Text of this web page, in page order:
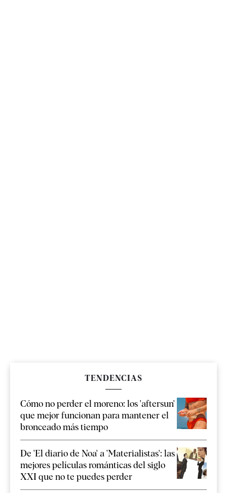
TENDENCIAS
Cómo no perder el moreno: los 'aftersun'
que mejor funcionan para mantener el
bronceado más tiempo
De 'El diario de Noa' a 'Materialistas': las
mejores películas románticas del siglo
XXI que no te puedes perder